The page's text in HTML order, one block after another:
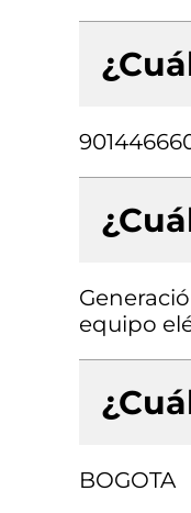
equipo
BOGOTA